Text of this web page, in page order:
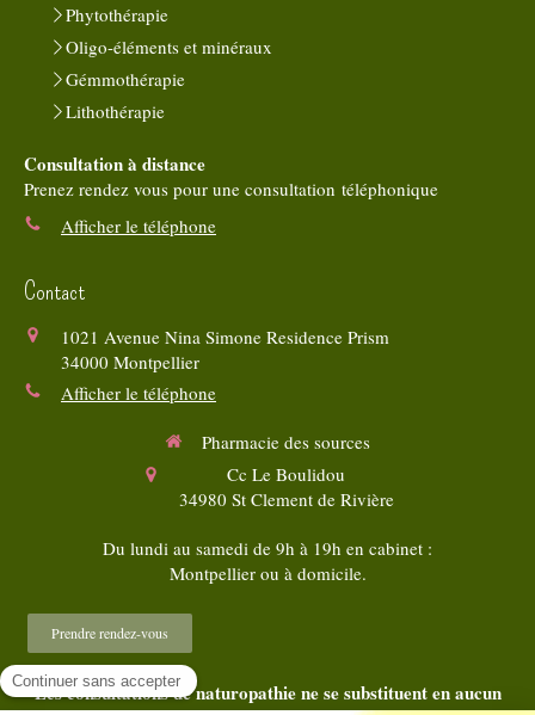
Phytothérapie
Oligo-éléments et minéraux
Gémmothérapie
Lithothérapie
Consultation à distance
Prenez rendez vous pour une consultation téléphonique
Afficher le téléphone
Contact
1021 Avenue Nina Simone Residence Prism
34000 Montpellier
Afficher le téléphone
Pharmacie des sources
Cc Le Boulidou
34980 St Clement de Rivière
Du lundi au samedi de 9h à 19h en cabinet :
Montpellier ou à domicile.
Prendre rendez-vous
Les consultations de naturopathie ne se substituent en aucun